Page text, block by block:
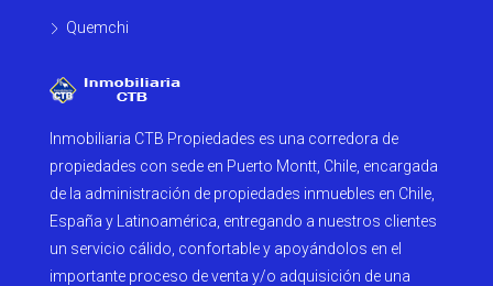
Quemchi
Inmobiliaria CTB Propiedades es una corredora de
propiedades con sede en Puerto Montt, Chile, encargada
de la administración de propiedades inmuebles en Chile,
España y Latinoamérica, entregando a nuestros clientes
un servicio cálido, confortable y apoyándolos en el
importante proceso de venta y/o adquisición de una